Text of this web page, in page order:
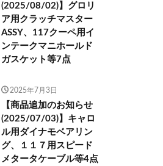
(2025/08/02)】グロリ
ア用クラッチマスター
ASSY、117クーペ用イ
ンテークマニホールド
ガスケット等7点
2025年7月3日
【商品追加のお知らせ
(2025/07/03)】キャロ
ル用ダイナモベアリン
グ、１１７用スピード
メタータケーブル等4点